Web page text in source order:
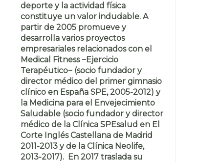
deporte y la actividad física
constituye un valor indudable. A
partir de 2005 promueve y
desarrolla varios proyectos
empresariales relacionados con el
Medical Fitness −Ejercicio
Terapéutico− (socio fundador y
director médico del primer gimnasio
clínico en España SPE, 2005-2012) y
la Medicina para el Envejecimiento
Saludable (socio fundador y director
médico de la Clínica SPEsalud en El
Corte Inglés Castellana de Madrid
2011-2013 y de la Clínica Neolife,
2013-2017). En 2017 traslada su